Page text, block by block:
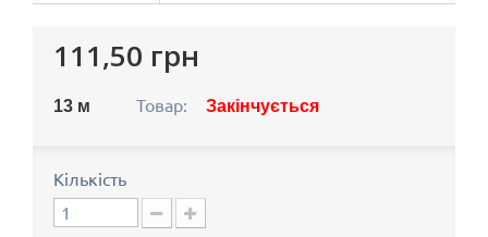
111,50 грн
13 м Товар: Закінчується
Кількість